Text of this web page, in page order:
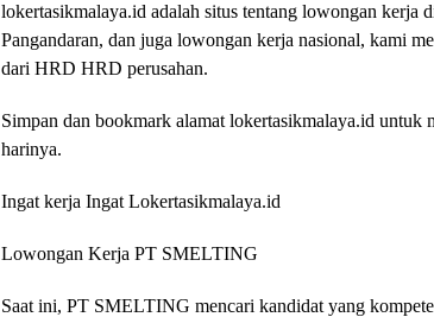
lokertasikmalaya.id adalah situs tentang lowongan kerja
Pangandaran, dan juga lowongan kerja nasional, kami
dari HRD HRD perusahan.
Simpan dan bookmark alamat lokertasikmalaya.id untuk
harinya.
Ingat kerja Ingat Lokertasikmalaya.id
Lowongan Kerja PT SMELTING
Saat ini, PT SMELTING mencari kandidat yang